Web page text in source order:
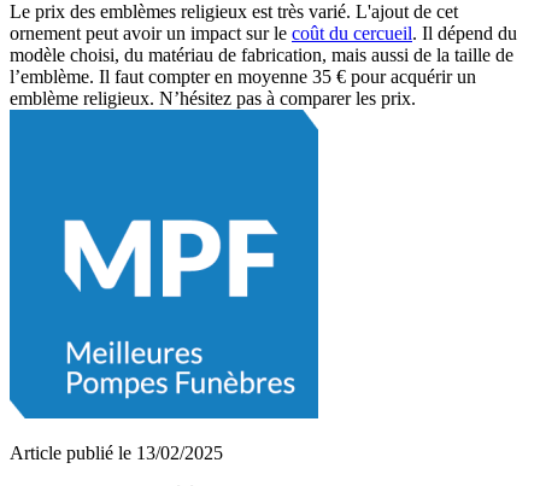
Le prix des emblèmes religieux est très varié. L'ajout de cet
ornement peut avoir un impact sur le coût du cercueil. Il dépend du
modèle choisi, du matériau de fabrication, mais aussi de la taille de
l’emblème. Il faut compter en moyenne 35 € pour acquérir un
emblème religieux. N’hésitez pas à comparer les prix.
Article publié le 13/02/2025